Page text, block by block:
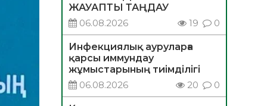
ЖАУАПТЫ ТАҢДАУ
06.08.2026
19 0
Инфекциялық ауруларға
қарсы иммундау
жұмыстарының тиімділігі
06.08.2026
20 0